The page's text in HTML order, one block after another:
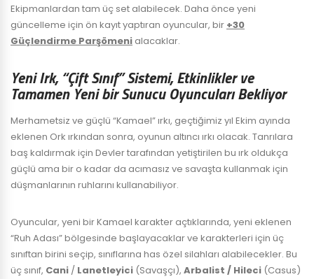
Ekipmanlardan tam üç set alabilecek. Daha önce yeni
güncelleme için ön kayıt yaptıran oyuncular, bir +30
Güçlendirme Parşömeni alacaklar.
Yeni Irk, “Çift Sınıf” Sistemi, Etkinlikler ve
Tamamen Yeni bir Sunucu Oyuncuları Bekliyor
Merhametsiz ve güçlü “Kamael” ırkı, geçtiğimiz yıl Ekim ayında
eklenen Ork ırkından sonra, oyunun altıncı ırkı olacak. Tanrılara
baş kaldırmak için Devler tarafından yetiştirilen bu ırk oldukça
güçlü ama bir o kadar da acımasız ve savaşta kullanmak için
düşmanlarının ruhlarını kullanabiliyor.
Oyuncular, yeni bir Kamael karakter açtıklarında, yeni eklenen
“Ruh Adası” bölgesinde başlayacaklar ve karakterleri için üç
sınıftan birini seçip, sınıflarına has özel silahları alabilecekler. Bu
üç sınıf, Cani / Lanetleyici (Savaşçı), Arbalist / Hileci (Casus)